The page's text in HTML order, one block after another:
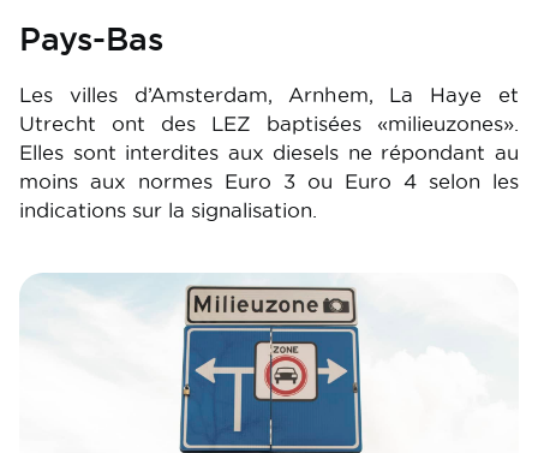
Pays-Bas
Les villes d’Amsterdam, Arnhem, La Haye et
Utrecht ont des LEZ baptisées «milieuzones».
Elles sont interdites aux diesels ne répondant au
moins aux normes Euro 3 ou Euro 4 selon les
indications sur la signalisation.
Image